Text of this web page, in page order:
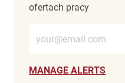
ofertach pracy
Wprowadź adres e-
MANAGE ALERTS